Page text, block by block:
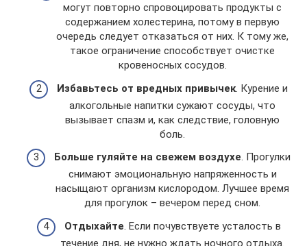
могут повторно спровоцировать продукты с
содержанием холестерина, потому в первую
очередь следует отказаться от них. К тому же,
такое ограничение способствует очистке
кровеносных сосудов.
Избавьтесь от вредных привычек. Курение и
алкогольные напитки сужают сосуды, что
вызывает спазм и, как следствие, головную
боль.
Больше гуляйте на свежем воздухе. Прогулки
снимают эмоциональную напряженность и
насыщают организм кислородом. Лучшее время
для прогулок – вечером перед сном.
Отдыхайте. Если почувствуете усталость в
течение дня, не нужно ждать ночного отдыха.